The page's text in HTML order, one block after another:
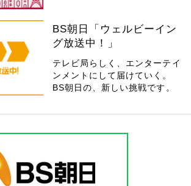
BS朝日「ウェルビーイン
グ放送中！」
テレビ局らしく、エンターテイ
ンメントにして届けていく。
BS朝日の、新しい挑戦です。